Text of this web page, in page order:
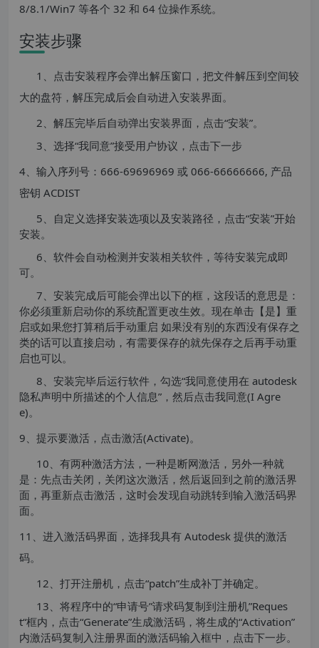
8/8.1/Win7 等各个 32 和 64 位操作系统。
安装步骤
1、点击安装程序会弹出解压窗口，把文件解压到空间较
大的盘符，解压完成后会自动进入安装界面。
2、解压完毕后自动弹出安装界面，点击“安装”。
3、选择“我同意”接受用户协议，点击下一步
4、输入序列号：666-69696969 或 066-66666666, 产品
密钥 ACDIST
5、自定义选择安装选项以及安装路径，点击“安装”开始
安装。
6、软件会自动检测并安装相关软件，等待安装完成即
可。
7、安装完成后可能会弹出以下的框，这段话的意思是：
你必须重新启动你的系统配置更改生效。现在单击【是】重
启或如果您打算稍后手动重启 如果没有别的东西没有保存之
类的话可以直接启动，有需要保存的就先保存之后再手动重
启也可以。
8、安装完毕后运行软件，勾选“我同意使用在 autodesk
隐私声明中所描述的个人信息”，然后点击我同意(I Agre
e)。
9、提示要激活，点击激活(Activate)。
10、有两种激活方法，一种是断网激活，另外一种就
是：先点击关闭，关闭这次激活，然后返回到之前的激活界
面，再重新点击激活，这时会发现自动跳转到输入激活码界
面。
11、进入激活码界面，选择我具有 Autodesk 提供的激活
码。
12、打开注册机，点击“patch”生成补丁并确定。
13、将程序中的“申请号”请求码复制到注册机”Reques
t“框内，点击“Generate”生成激活码，将生成的“Activation”
内激活码复制入注册界面的激活码输入框中，点击下一步。